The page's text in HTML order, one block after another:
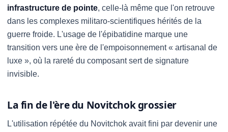
infrastructure de pointe, celle-là même que l'on retrouve
dans les complexes militaro-scientifiques hérités de la
guerre froide. L'usage de l'épibatidine marque une
transition vers une ère de l'empoisonnement « artisanal de
luxe », où la rareté du composant sert de signature
invisible.
La fin de l'ère du Novitchok grossier
L'utilisation répétée du Novitchok avait fini par devenir une